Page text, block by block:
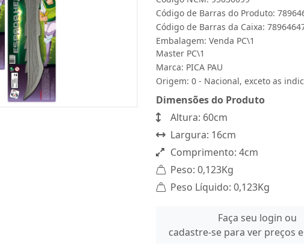
Código de Barras do Produto:
Código de Barras da Caixa:
Embalagem: Venda PC\1
Master PC\1
Marca: PICA PAU
Origem: 0 - Nacional, exceto as
Dimensões do Produto
Altura: 60cm
Largura: 16cm
Comprimento: 4cm
Peso: 0,123Kg
Peso Líquido: 0,123Kg
Faça seu login ou
cadastre-se para ver preços